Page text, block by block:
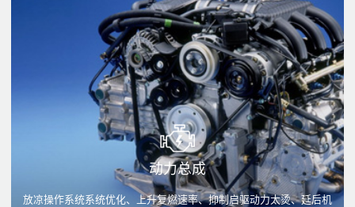
动力总成
放凉操作系统系统优化、上升复燃速率、抑制启驱动力太烫、延后机